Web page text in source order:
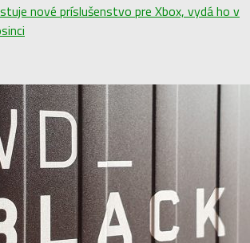
nové príslušenstvo pre Xbox, vydá ho v